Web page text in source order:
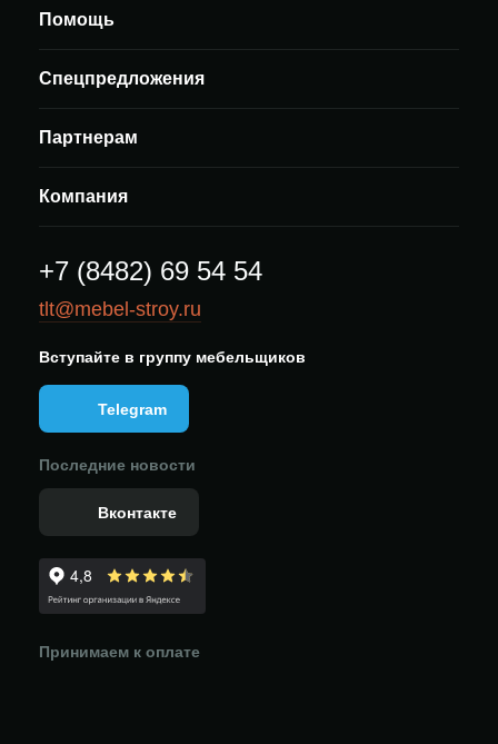
Помощь
Спецпредложения
Партнерам
Компания
+7 (8482) 69 54 54
tlt@mebel-stroy.ru
Вступайте в группу мебельщиков
Telegram
Последние новости
Вконтакте
Принимаем к оплате